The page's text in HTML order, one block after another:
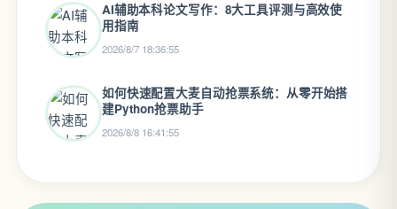
AI辅助本科论文写作：8大工具评测与高效使
用指南
2026/8/7 18:36:55
如何快速配置大麦自动抢票系统：从零开始搭
建Python抢票助手
2026/8/8 16:41:55